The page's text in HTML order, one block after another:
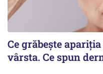
Ce grăbește
vârsta. Ce spun